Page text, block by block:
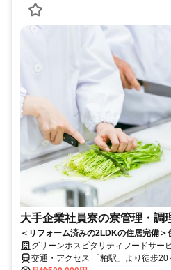
大手企業社員寮の寮管理・調
＜リフォーム済みの2LDKの住居完備＞
グリーンホスピタリティフードサー
交通・アクセス 「柏駅」より徒歩20